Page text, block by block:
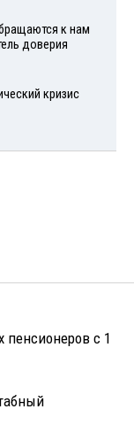
к нам
доверия
кризис
пенсионеров с 1